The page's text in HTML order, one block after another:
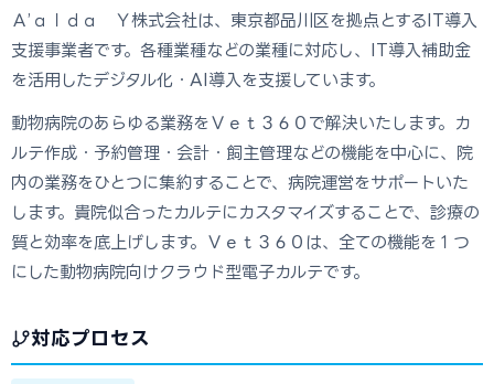
Ａ’ａｌｄａ Ｙ株式会社は、東京都品川区を拠点とするIT導入
支援事業者です。各種業種などの業種に対応し、IT導入補助金
を活用したデジタル化・AI導入を支援しています。
動物病院のあらゆる業務をＶｅｔ３６０で解決いたします。カ
ルテ作成・予約管理・会計・飼主管理などの機能を中心に、院
内の業務をひとつに集約することで、病院運営をサポートいた
します。貴院似合ったカルテにカスタマイズすることで、診療の
質と効率を底上げします。Ｖｅｔ３６０は、全ての機能を１つ
にした動物病院向けクラウド型電子カルテです。
対応プロセス